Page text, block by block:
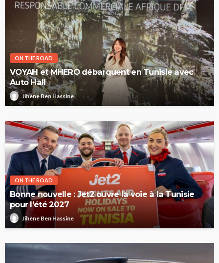
ON THE ROAD
VOYAH et MHERO débarquent en Tunisie avec
Auto Hall
Jihène Ben Hassine
ON THE ROAD
Bonne nouvelle : Jet2 ouvre la voie à la Tunisie
pour l’été 2027
Jihène Ben Hassine